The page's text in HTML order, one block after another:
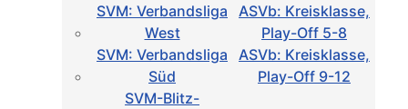
SVM: Verbandsliga
West
ASVb: Kreisklasse,
Play-Off 5-8
SVM: Verbandsliga
Süd
ASVb: Kreisklasse,
Play-Off 9-12
SVM-Blitz-